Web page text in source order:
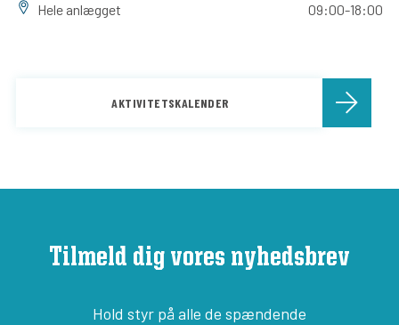
Hele anlægget 09:00-18:00
AKTIVITETSKALENDER
Tilmeld dig vores nyhedsbrev
Hold styr på alle de spændende